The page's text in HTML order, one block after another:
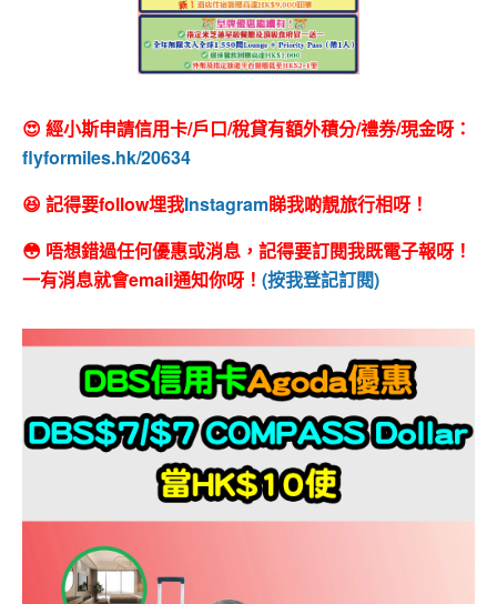
😍 經小斯申請信用卡/戶口/稅貸有額外積分/禮券/現金呀：
flyformiles.hk/20634
😆 記得要follow埋我Instagram睇我啲靚旅行相呀！
😳 唔想錯過任何優惠或消息，記得要訂閱我既電子報呀！
一有消息就會email通知你呀！ (按我登記訂閱)